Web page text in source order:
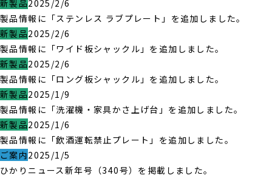
新製品2025/2/6
製品情報に「ステンレス ラブプレート」を追加しました。
新製品2025/2/6
製品情報に「ワイド板シャックル」を追加しました。
新製品2025/2/6
製品情報に「ロング板シャックル」を追加しました。
新製品2025/1/9
製品情報に「洗濯機・家具かさ上げ台」を追加しました。
新製品2025/1/6
製品情報に「飲酒運転禁止プレート」を追加しました。
ご案内2025/1/5
ひかりニュース新年号（340号）を掲載しました。